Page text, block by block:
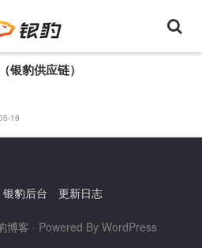
银豹供应链）
19
银豹后台 更新日志
博客 · Powered By WordPress